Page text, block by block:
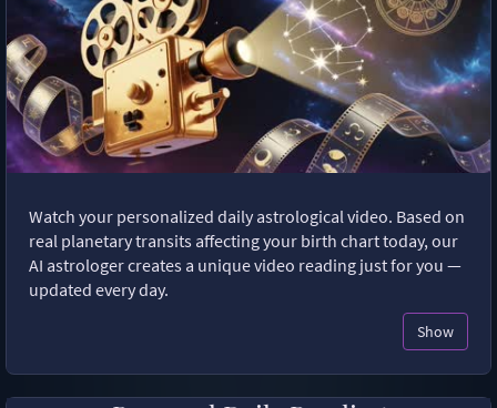
Watch your personalized daily astrological video. Based on
real planetary transits affecting your birth chart today, our
AI astrologer creates a unique video reading just for you —
updated every day.
Show